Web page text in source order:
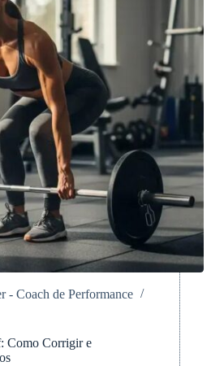
- Coach de Performance
Como Corrigir e